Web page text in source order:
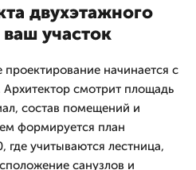
двухэтажного
участок
начинается с
смотрит площадь
состав помещений и
формируется план
где учитываются лестница,
санузлов и